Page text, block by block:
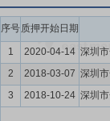
序号质押开始日期
1 2020-04-14 深圳
2
2018-03-07 深圳
3
2018-10-24 深圳